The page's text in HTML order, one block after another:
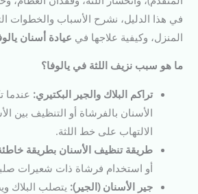
في هذا الدليل، نشرح الأسباب والخطوات
المنزل، وكيفية علاجها في عيادة أسنان
ما هو سبب نزيف اللثة في يالوفا؟
تراكم البلاك والجير البكتيري: عندما
الأسنان بالفرشاة أو التنظيف بين
الالتهاب على خط اللثة.
طريقة تنظيف الأسنان بطريقة
أو استخدام فرشاة ذات شعيرات
جير الأسنان (الجير): يتصلب البلاك